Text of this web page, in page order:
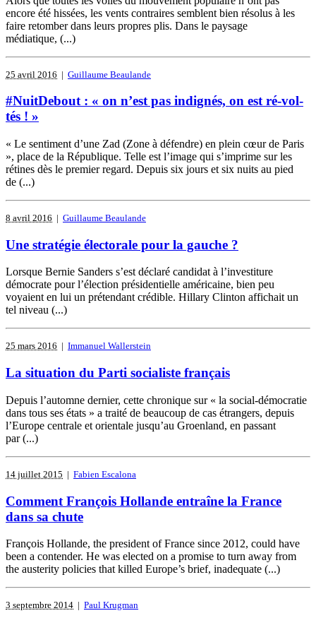
encore été hissées, les vents contraires semblent bien résolus à les
faire retomber dans leurs propres plis. Dans le paysage
médiatique, (...)
25 avril 2016 | Guillaume Beaulande
#NuitDebout : « on n’est pas indignés, on est ré-vol-
tés ! »
« Le sentiment d’une Zad (Zone à défendre) en plein cœur de Paris
», place de la République. Telle est l’image qui s’imprime sur les
rétines dès le premier regard. Depuis six jours et six nuits au pied
de (...)
8 avril 2016 | Guillaume Beaulande
Une stratégie électorale pour la gauche ?
Lorsque Bernie Sanders s’est déclaré candidat à l’investiture
démocrate pour l’élection présidentielle américaine, bien peu
voyaient en lui un prétendant crédible. Hillary Clinton affichait un
tel niveau (...)
25 mars 2016 | Immanuel Wallerstein
La situation du Parti socialiste français
Depuis l’automne dernier, cette chronique sur « la social-démocratie
dans tous ses états » a traité de beaucoup de cas étrangers, depuis
l’Europe centrale et orientale jusqu’au Groenland, en passant
par (...)
14 juillet 2015 | Fabien Escalona
Comment François Hollande entraîne la France
dans sa chute
François Hollande, the president of France since 2012, could have
been a contender. He was elected on a promise to turn away from
the austerity policies that killed Europe’s brief, inadequate (...)
3 septembre 2014 | Paul Krugman